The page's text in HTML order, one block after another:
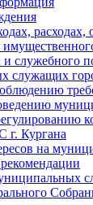
расходах,
служебного
служащих
г. Кургана
на